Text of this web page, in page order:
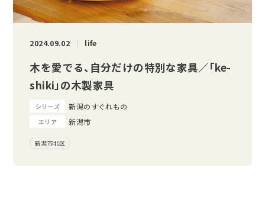
2024.09.02 life
木を愛でる、自分だけの特別な家具／「ke-
shiki」の木製家具
シリーズ 新潟のすぐれもの
エリア 新潟市
新潟市北区